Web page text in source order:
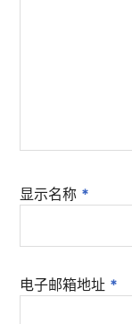
显示名称 *
电子邮箱地址 *